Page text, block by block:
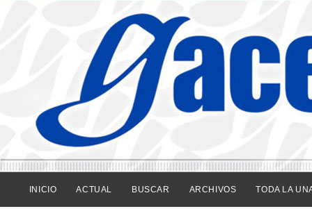
INICIO ACTUAL BUSCAR ARCHIVOS TODA LA